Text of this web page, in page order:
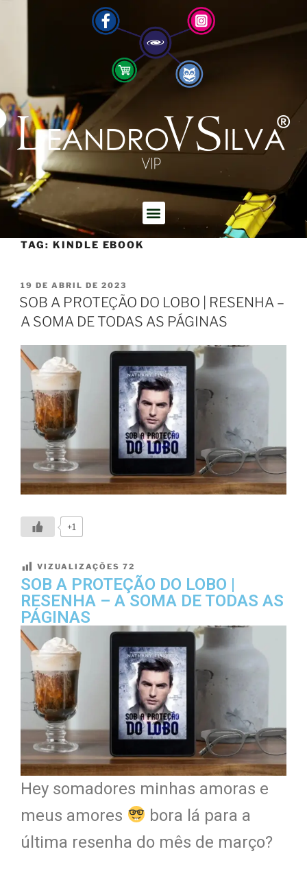
TAG: KINDLE EBOOK
19 DE ABRIL DE 2023
SOB A PROTEÇÃO DO LOBO | RESENHA –
A SOMA DE TODAS AS PÁGINAS
+1
VIZUALIZAÇÕES 72
SOB A PROTEÇÃO DO LOBO |
RESENHA – A SOMA DE TODAS AS
PÁGINAS
Hey somadores minhas amoras e
meus amores
bora lá para a
última resenha do mês de março?